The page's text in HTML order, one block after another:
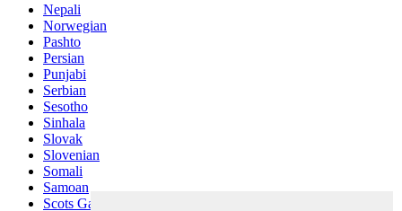
Nepali
Norwegian
Pashto
Persian
Punjabi
Serbian
Sesotho
Sinhala
Slovak
Slovenian
Somali
Samoan
Scots Gaelic